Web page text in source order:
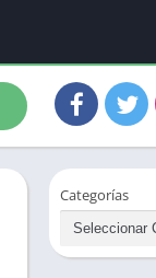
Categorías